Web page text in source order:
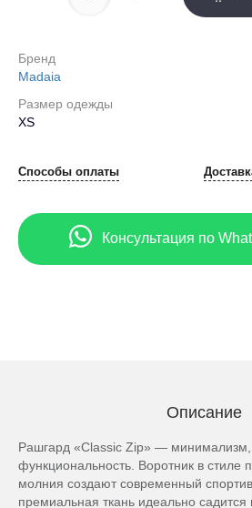
Бренд
Madaia
Размер одежды
XS
Способы оплаты
Консультация по
Описание
Рашгард «Classic Zip» — минимализм,
функциональность. Воротник в стиле
молния создают современный
премиальная ткань идеально